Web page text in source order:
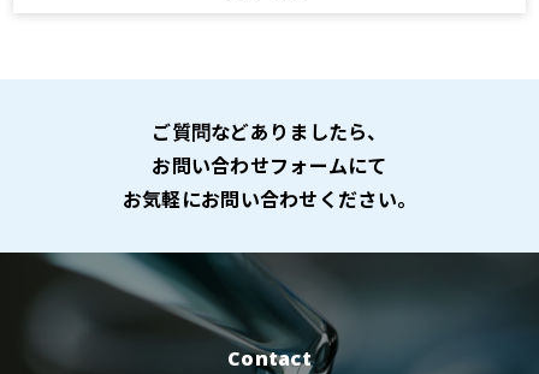
ご質問などありましたら、
お問い合わせフォームにて
お気軽にお問い合わせください。
Contact